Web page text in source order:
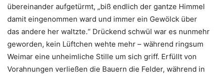
übereinander aufgetürmt, „biß endlich der gantze Himmel
damit eingenommen ward und immer ein Gewölck über
das andere her waltzte.“ Drückend schwül war es nunmehr
geworden, kein Lüftchen wehte mehr – während ringsum
Weimar eine unheimliche Stille um sich griff. Erfüllt von
Vorahnungen verließen die Bauern die Felder, während in